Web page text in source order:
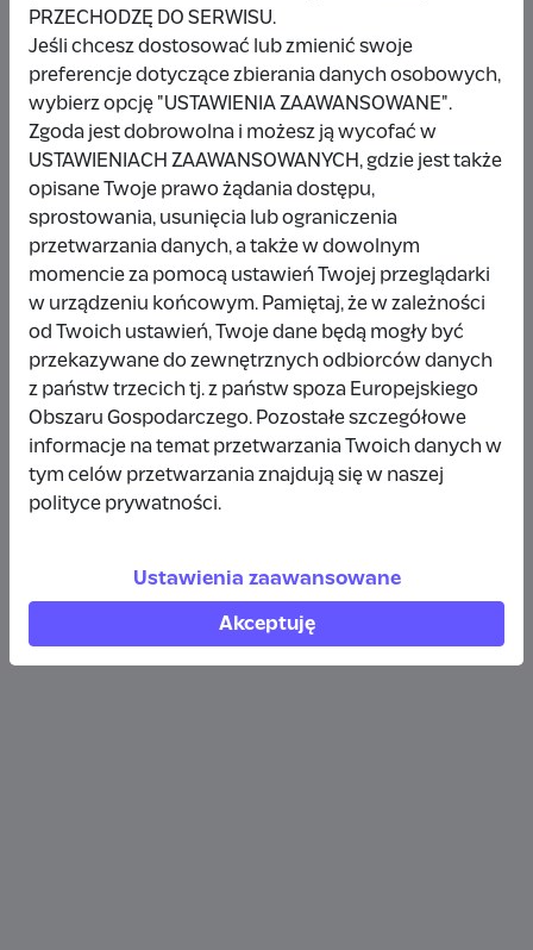
Wpłata anonimowa
10 zł miesiąc temu
Damianbloque Wordpress
1 zł 7 miesięcy temu
Wpłata anonimowa
10 zł rok temu
Wpłata anonimowa
10 zł rok temu
Wpłata anonimowa
Zobacz więcej
PRZECHODZĘ DO SERWISU.
Jeśli chcesz dostosować lub zmienić swoje
preferencje dotyczące zbierania danych osobowych,
wybierz opcję "USTAWIENIA ZAAWANSOWANE".
Zgoda jest dobrowolna i możesz ją wycofać w
USTAWIENIACH ZAAWANSOWANYCH, gdzie jest także
opisane Twoje prawo żądania dostępu,
sprostowania, usunięcia lub ograniczenia
przetwarzania danych, a także w dowolnym
momencie za pomocą ustawień Twojej przeglądarki
w urządzeniu końcowym. Pamiętaj, że w zależności
od Twoich ustawień, Twoje dane będą mogły być
przekazywane do zewnętrznych odbiorców danych
z państw trzecich tj. z państw spoza Europejskiego
Obszaru Gospodarczego. Pozostałe szczegółowe
informacje na temat przetwarzania Twoich danych w
tym celów przetwarzania znajdują się w naszej
polityce prywatności.
Ustawienia zaawansowane
Akceptuję